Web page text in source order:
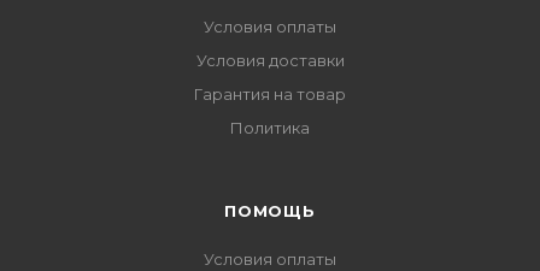
Условия оплаты
Условия доставки
Гарантия на товар
Политика
ПОМОЩЬ
Условия оплаты